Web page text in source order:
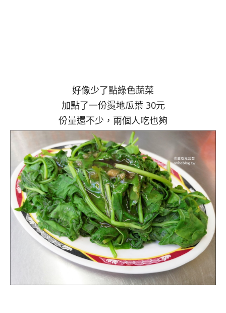
好像少了點綠色蔬菜
加點了一份燙地瓜葉 30元
份量還不少，兩個人吃也夠